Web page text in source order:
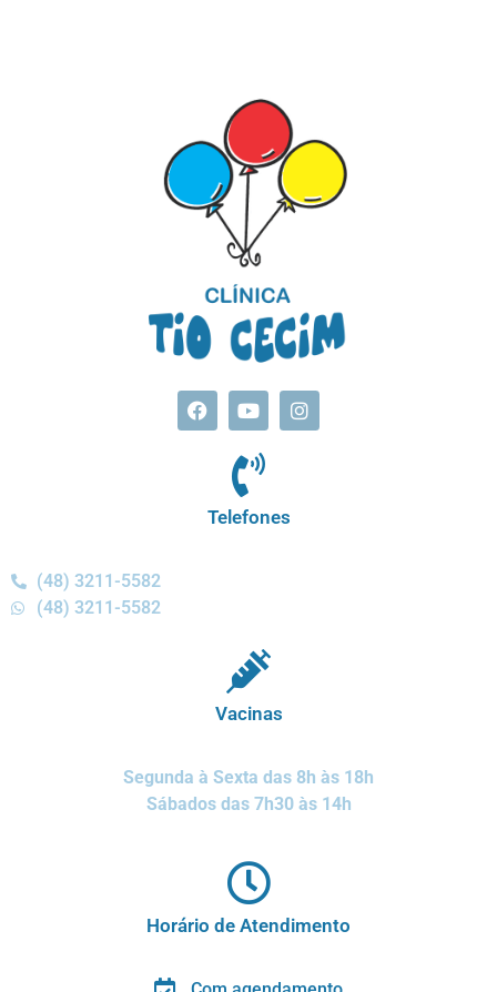
Telefones
(48) 3211-5582
(48) 3211-5582
Vacinas
Segunda à Sexta das 8h às 18h
Sábados das 7h30 às 14h
Horário de Atendimento